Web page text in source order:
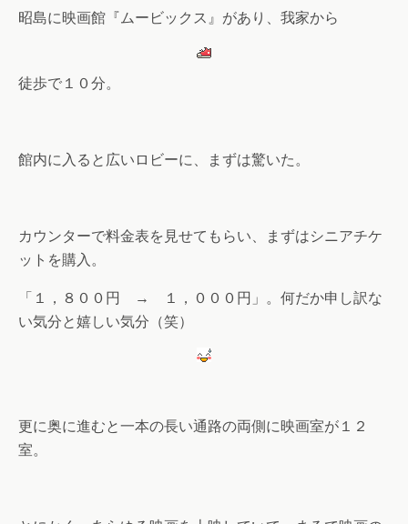
昭島に映画館『ムービックス』があり、我家から
徒歩で１０分。
館内に入ると広いロビーに、まずは驚いた。
カウンターで料金表を見せてもらい、まずはシニアチケ
ットを購入。
「１，８００円 → １，０００円」。何だか申し訳な
い気分と嬉しい気分（笑）
更に奥に進むと一本の長い通路の両側に映画室が１２
室。